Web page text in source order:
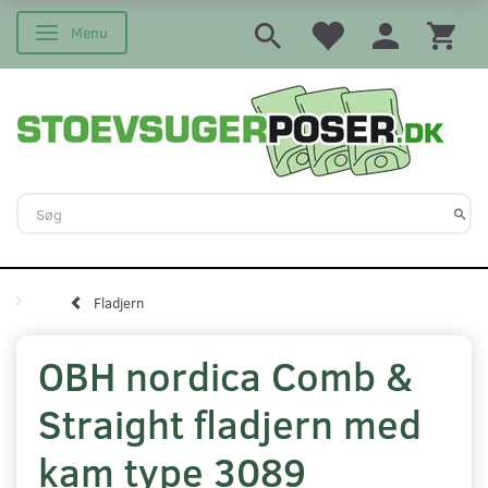
Skifte navigation
Menu
Fladjern
OBH nordica Comb &
Straight fladjern med
kam type 3089